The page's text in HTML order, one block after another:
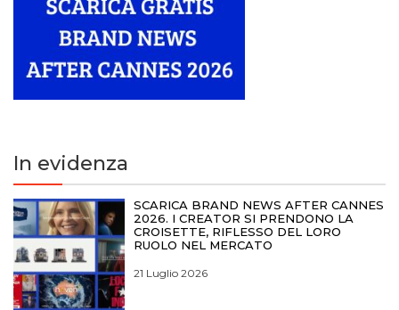
In evidenza
SCARICA BRAND NEWS AFTER CANNES
2026. I CREATOR SI PRENDONO LA
CROISETTE, RIFLESSO DEL LORO
RUOLO NEL MERCATO
21 Luglio 2026